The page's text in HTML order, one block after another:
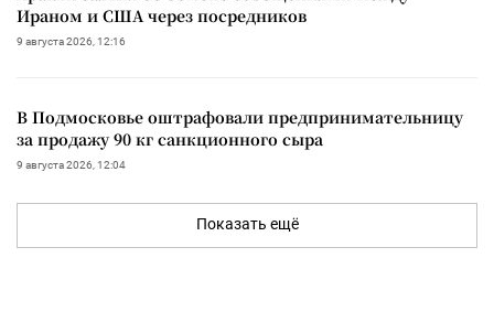
Ираном и США через посредников
9 августа 2026, 12:16
В Подмосковье оштрафовали предпринимательницу
за продажу 90 кг санкционного сыра
9 августа 2026, 12:04
Показать ещё